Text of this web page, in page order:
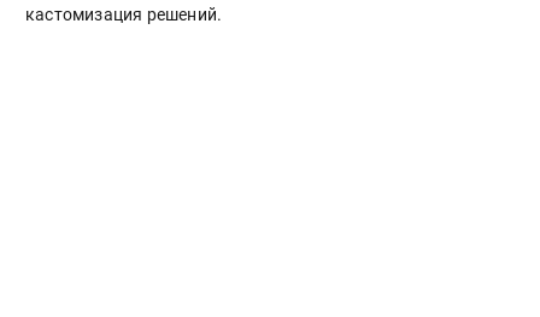
кастомизация решений.